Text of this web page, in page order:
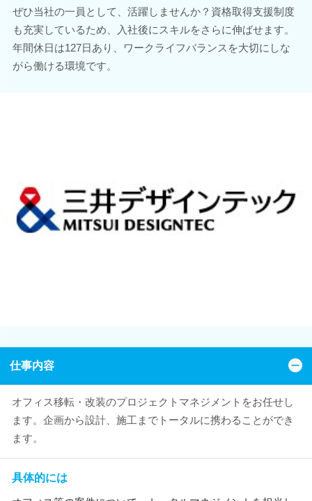
ぜひ当社の一員として、活躍しませんか？資格取得支援制度
も充実しているため、入社後にスキルをさらに伸ばせます。
年間休日は127日あり、ワークライフバランスを大切にしな
がら働ける環境です。
仕事内容
オフィス移転・改装のプロジェクトマネジメントをお任せし
ます。企画から設計、施工までトータルに携わることができ
ます。
具体的には